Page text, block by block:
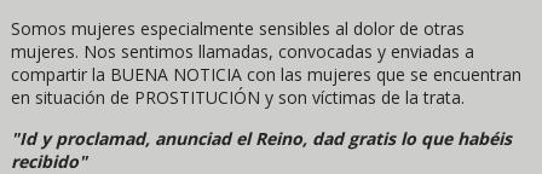
Somos mujeres especialmente sensibles al dolor de otras
mujeres. Nos sentimos llamadas, convocadas y enviadas a
compartir la BUENA NOTICIA con las mujeres que se encuentran
en situación de PROSTITUCIÓN y son víctimas de la trata.
"Id y proclamad, anunciad el Reino, dad gratis lo que habéis
recibido"